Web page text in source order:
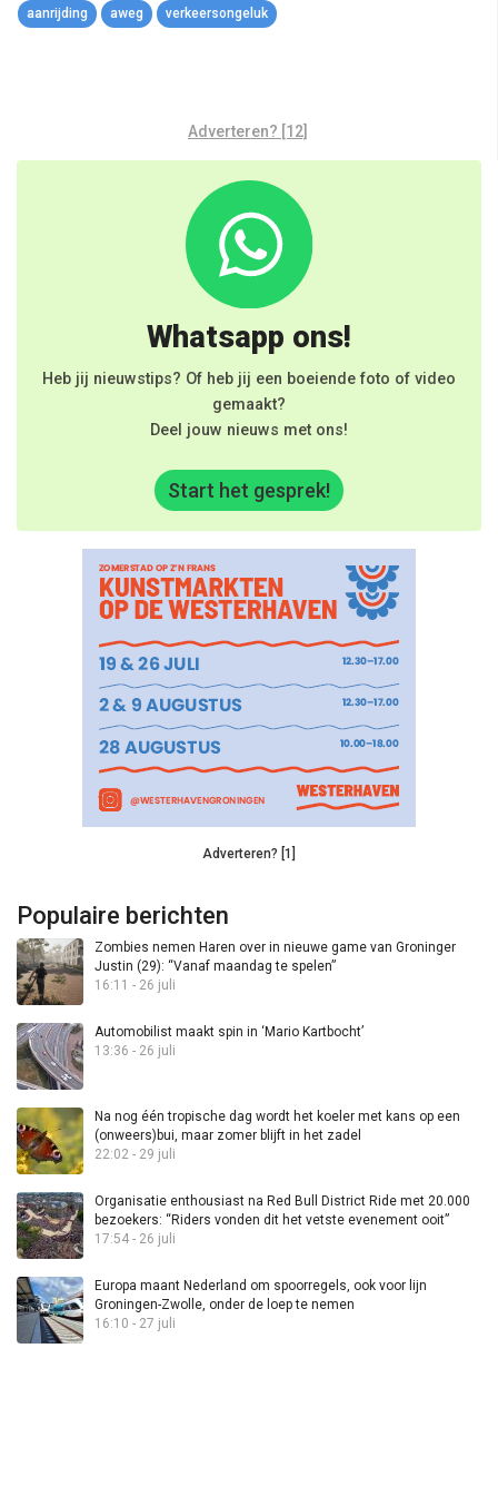
aanrijding aweg verkeersongeluk
Adverteren? [12]
Whatsapp ons!
Heb jij nieuwstips? Of heb jij een boeiende foto of video
gemaakt?
Deel jouw nieuws met ons!
Start het gesprek!
Adverteren? [1]
Populaire berichten
Zombies nemen Haren over in nieuwe game van Groninger
Justin (29): “Vanaf maandag te spelen”
16:11 - 26 juli
Automobilist maakt spin in ‘Mario Kartbocht’
13:36 - 26 juli
Na nog één tropische dag wordt het koeler met kans op een
(onweers)bui, maar zomer blijft in het zadel
22:02 - 29 juli
Organisatie enthousiast na Red Bull District Ride met 20.000
bezoekers: “Riders vonden dit het vetste evenement ooit”
17:54 - 26 juli
Europa maant Nederland om spoorregels, ook voor lijn
Groningen-Zwolle, onder de loep te nemen
16:10 - 27 juli